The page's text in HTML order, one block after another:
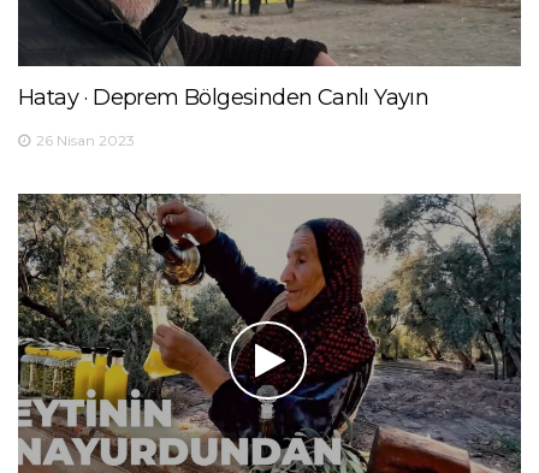
Hatay · Deprem Bölgesinden Canlı Yayın
26 Nisan 2023